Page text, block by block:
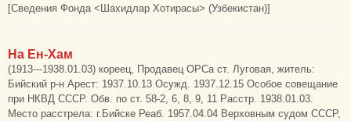
[Сведения Фонда <Шахидлар Хотирасы> (Узбекистан)]
На Ен-Хам
(1913---1938.01.03) кореец, Продавец ОРСа ст. Луговая, житель:
Бийский р-н Арест: 1937.10.13 Осужд. 1937.12.15 Особое совещание
при НКВД СССР. Обв. по ст. 58-2, 6, 8, 9, 11 Расстр. 1938.01.03.
Место расстрела: г.Бийске Реаб. 1957.04.04 Верховным судом СССР,